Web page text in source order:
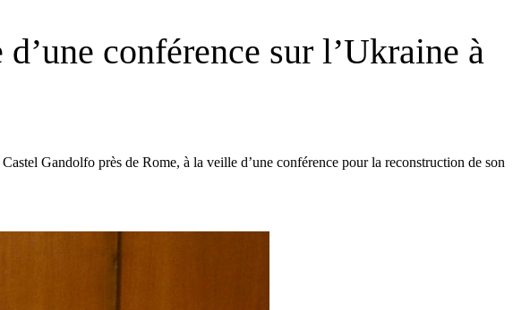
conférence sur l’Ukraine à
Gandolfo près de Rome, à la veille d’une conférence pour la reconstruction de son